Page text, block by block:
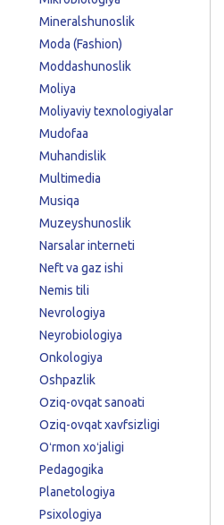
Mineralshunoslik
Moda (Fashion)
Moddashunoslik
Moliya
Moliyaviy texnologiyalar
Mudofaa
Muhandislik
Multimedia
Musiqa
Muzeyshunoslik
Narsalar interneti
Neft va gaz ishi
Nemis tili
Nevrologiya
Neyrobiologiya
Onkologiya
Oshpazlik
Oziq-ovqat sanoati
Oziq-ovqat xavfsizligi
Oʻrmon xoʻjaligi
Pedagogika
Planetologiya
Psixologiya